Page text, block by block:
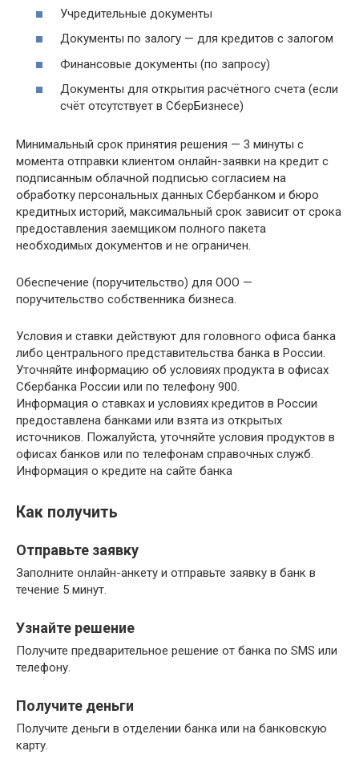
Учредительные документы
Документы по залогу — для кредитов с залогом
Финансовые документы (по запросу)
Документы для открытия расчётного счета (если
счёт отсутствует в СберБизнесе)
Минимальный срок принятия решения — 3 минуты с
момента отправки клиентом онлайн-заявки на кредит с
подписанным облачной подписью согласием на
обработку персональных данных Сбербанком и бюро
кредитных историй, максимальный срок зависит от срока
предоставления заемщиком полного пакета
необходимых документов и не ограничен.
Обеспечение (поручительство) для ООО —
поручительство собственника бизнеса.
Условия и ставки действуют для головного офиса банка
либо центрального представительства банка в России.
Уточняйте информацию об условиях продукта в офисах
Сбербанка России или по телефону 900.
Информация о ставках и условиях кредитов в России
предоставлена банками или взята из открытых
источников. Пожалуйста, уточняйте условия продуктов в
офисах банков или по телефонам справочных служб.
Информация о кредите на сайте банка
Как получить
Отправьте заявку
Заполните онлайн-анкету и отправьте заявку в банк в
течение 5 минут.
Узнайте решение
Получите предварительное решение от банка по SMS или
телефону.
Получите деньги
Получите деньги в отделении банка или на банковскую
карту.